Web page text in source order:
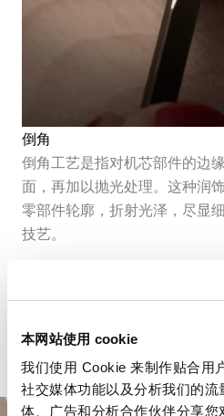
本网站使用 cookie
我们使用 Cookie 来制作贴合用
社交媒体功能以及分析我们的流
体、广告和分析合作伙伴分享您
倒角
倒角工艺是指对机芯部件的边
面，再加以抛光处理。这种润
零部件轮廓，折射光泽，尽显
技艺。